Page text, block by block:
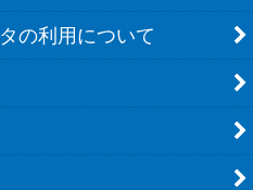
の利用について